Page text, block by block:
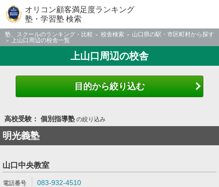
オリコン顧客満足度ランキング
塾・学習塾 検索
塾、スクールのランキング・比較 校舎検索
山口県の駅・市区町村から探す
上山口周辺の校舎一覧
上山口周辺の校舎
目的から絞り込む
高校受験： 個別指導塾の絞り込み
明光義塾
山口中央教室
083-932-4510